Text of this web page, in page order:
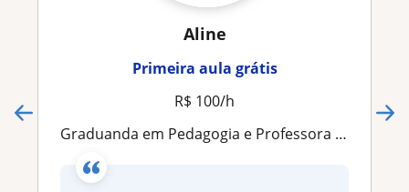
Aline
Primeira aula grátis
R$ 100/h
Graduanda em Pedagogia e Professora de reforço escolar